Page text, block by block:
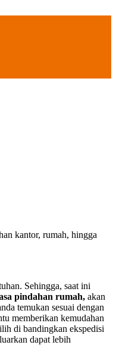
kantor, rumah, hingga
Sehingga, saat ini
pindahan rumah, akan
temukan sesuai dengan
memberikan kemudahan
di bandingkan ekspedisi
dapat lebih